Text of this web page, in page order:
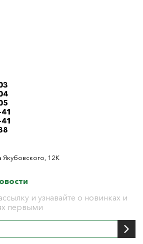
Якубовского, 12К
и узнавайте о новинках и
первыми